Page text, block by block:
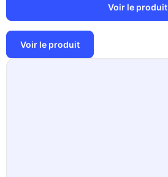
Voir le produit
Voir le produit